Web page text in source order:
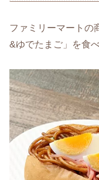
ファミリーマートの
&ゆでたまご」を食